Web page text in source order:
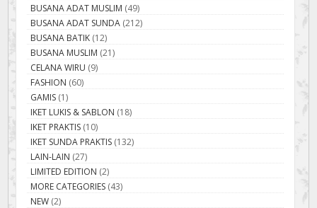
BUSANA ADAT MUSLIM (49)
BUSANA ADAT SUNDA (212)
BUSANA BATIK (12)
BUSANA MUSLIM (21)
CELANA WIRU (9)
FASHION (60)
GAMIS (1)
IKET LUKIS & SABLON (18)
IKET PRAKTIS (10)
IKET SUNDA PRAKTIS (132)
LAIN-LAIN (27)
LIMITED EDITION (2)
MORE CATEGORIES (43)
NEW (2)